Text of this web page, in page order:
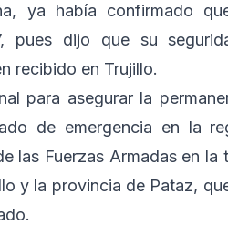
ya había confirmado
pues dijo que su
recibido en Trujillo.
para asegurar la
de emergencia en la
las Fuerzas Armadas en la
y la provincia de Pataz,